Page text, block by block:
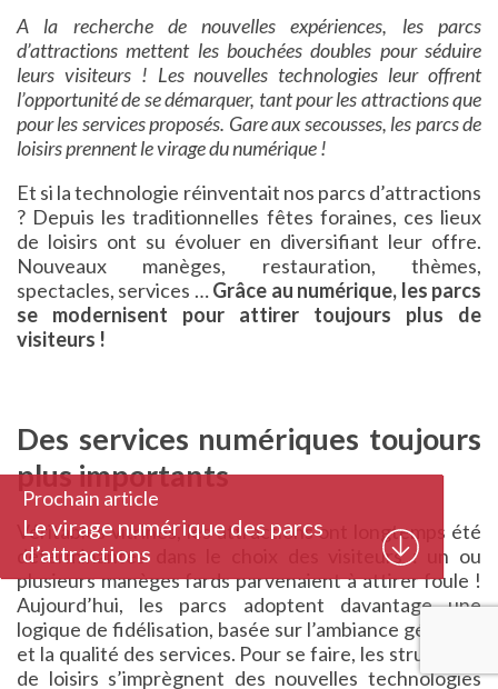
Prochain article
Le virage numérique des parcs
d’attractions
A la recherche de nouvelles expériences, les parcs
d’attractions mettent les bouchées doubles pour séduire
leurs visiteurs ! Les nouvelles technologies leur offrent
l’opportunité de se démarquer, tant pour les attractions que
pour les services proposés. Gare aux secousses, les parcs de
loisirs prennent le virage du numérique !
Et si la technologie réinventait nos parcs d’attractions
? Depuis les traditionnelles fêtes foraines, ces lieux
de loisirs ont su évoluer en diversifiant leur offre.
Nouveaux manèges, restauration, thèmes,
spectacles, services …Grâce au numérique, les parcs
se modernisent pour attirer toujours plus de
visiteurs !
Des services numériques toujours
plus importants
Véritables vitrines, les attractions ont longtemps été
déterminantes dans le choix des visiteurs : un ou
plusieurs manèges fards parvenaient à attirer foule !
Aujourd’hui, les parcs adoptent davantage une
logique de fidélisation, basée sur l’ambiance générale
et la qualité des services. Pour se faire, les structures
de loisirs s’imprègnent des nouvelles technologies